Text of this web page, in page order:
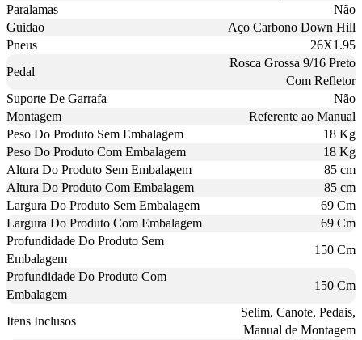
Paralamas
Não
Guidao
Aço Carbono Down Hill
Pneus
26X1.95
Pedal
Rosca Grossa 9/16 Preto
Com Refletor
Suporte De Garrafa
Não
Montagem
Referente ao Manual
Peso Do Produto Sem Embalagem
18 Kg
Peso Do Produto Com Embalagem
18 Kg
Altura Do Produto Sem Embalagem
85 cm
Altura Do Produto Com Embalagem
85 cm
Largura Do Produto Sem Embalagem
69 Cm
Largura Do Produto Com Embalagem
69 Cm
Profundidade Do Produto Sem
Embalagem
150 Cm
Profundidade Do Produto Com
Embalagem
150 Cm
Itens Inclusos
Selim, Canote, Pedais,
Manual de Montagem